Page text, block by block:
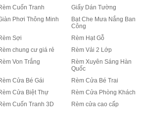
Cuốn Tranh
Giấy Dán Tường
Phơi Thông Minh
Bạt Che Mưa Nắng Ban
Công
Sợi
Rèm Hạt Gỗ
chung cư giá rẻ
Rèm Vải 2 Lớp
Von Trắng
Rèm Xuyên Sáng Hàn
Quốc
Cửa Bé Gái
Rèm Cửa Bé Trai
Cửa Biệt Thự
Rèm Cửa Phòng Khách
Cuốn Tranh 3D Rèm cửa cao cấp